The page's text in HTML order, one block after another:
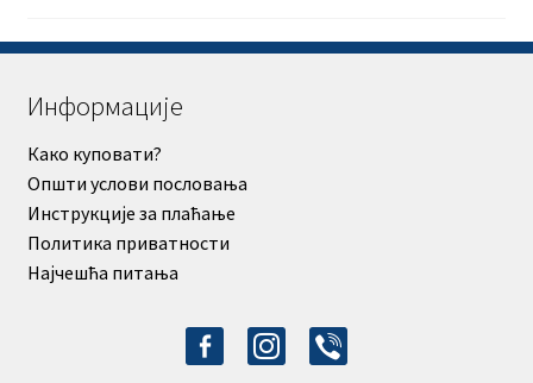
Информације
Како куповати?
Општи услови пословања
Инструкције за плаћање
Политика приватности
Најчешћа питања
facebook-
alt
instagram
viber